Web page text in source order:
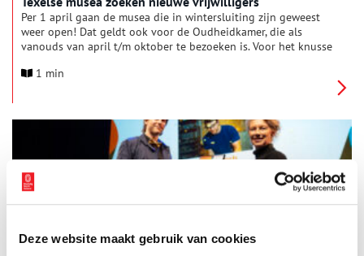
Deze website maakt gebruik van cookies
Per 1 april gaan de musea die in wintersluiting zijn geweest
weer open! Dat geldt ook voor de Oudheidkamer, die als
vanouds van april t/m oktober te bezoeken is. Voor het knusse
vrijwilligersploeg heel welkom. Voor Museum Kaap Skil is een
1 min